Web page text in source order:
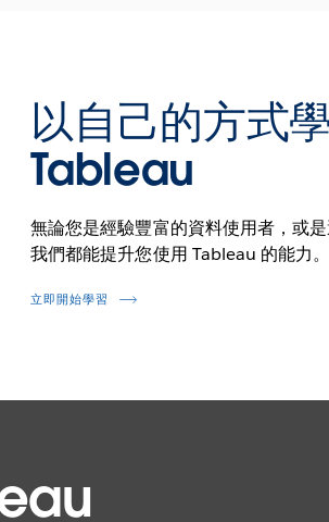
以自己的方式
Tableau
無論您是經驗豐富的資料使用者，或是
我們都能提升您使用 Tableau 的能力。
立即開始學習